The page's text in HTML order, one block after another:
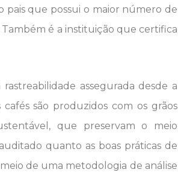
pais que possui o maior número de
é a instituição que certifica
assegurada desde a
são produzidos com os grãos
que preservam o meio
quanto as boas práticas de
de uma metodologia de análise